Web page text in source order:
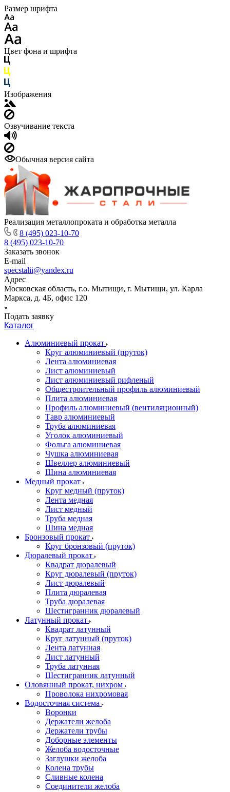
Размер шрифта
Цвет фона и шрифта
Изображения
Озвучивание текста
Обычная версия сайта
Реализация металлопроката и обработка металла
8 (495) 023-10-70
8 (495) 023-10-70
Заказать звонок
E-mail
specstalii@yandex.ru
Адрес
Московская область, г.о. Мытищи, г. Мытищи, ул. Карла
Маркса, д. 4Б, офис 120
Подать заявку
Каталог
Алюминиевый прокат
Круг алюминиевый (пруток)
Лента алюминиевая
Лист алюминиевый
Лист алюминиевый рифленый
Общестроительный профиль алюминиевый
Плита алюминиевая
Профиль алюминиевый (вентиляционный)
Тавр алюминиевый
Труба алюминиевая
Уголок алюминиевый
Фольга алюминиевая
Чушка алюминиевая
Швеллер алюминиевый
Шина алюминиевая
Медный прокат
Круг медный (пруток)
Лента медная
Лист медный
Труба медная
Шина медная
Бронзовый прокат
Круг бронзовый (пруток)
Дюралевый прокат
Квадрат дюралевый
Круг дюралевый (пруток)
Лист дюралевый
Плита дюралевая
Труба дюралевая
Шестигранник дюралевый
Латунный прокат
Квадрат латунный
Круг латунный (пруток)
Лента латунная
Лист латунный
Труба латунная
Шестигранник латунный
Оловянный прокат, нихром
Проволока нихромовая
Водосточная система
Воронки
Держатели желоба
Держатели трубы
Доборные элементы
Желоба водосточные
Заглушки желоба
Колена трубы
Сливные колена
Соединители желоба